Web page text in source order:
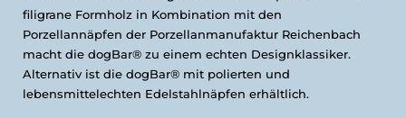
filigrane Formholz in Kombination mit den
Porzellannäpfen der Porzellanmanufaktur Reichenbach
macht die dogBar® zu einem echten Designklassiker.
Alternativ ist die dogBar® mit polierten und
lebensmittelechten Edelstahlnäpfen erhältlich.